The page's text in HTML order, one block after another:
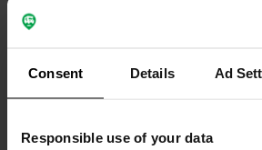
Consent Details Ad
Responsible use of your data
Bekijk alle 29
Ben jij hier geweest?